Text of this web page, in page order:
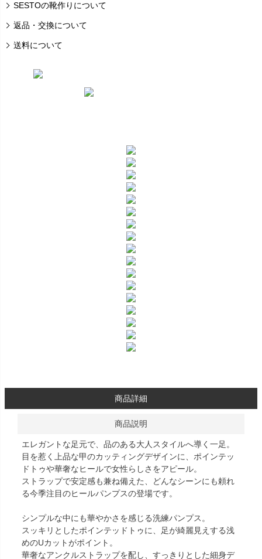
SESTOの靴作りについて
返品・交換について
送料について
商品詳細
商品説明
エレガントな足元で、品のある大人スタイルへ導く一足。
目を惹く上品な甲のカッティングデザインに、ポインテッ
ドトゥや華奢なヒールで女性らしさをアピール。
ストラップで安定感も兼ね備えた、どんなシーンにも頼れ
る今季注目のヒールパンプスの登場です。
シンプルな中にも華やかさを感じる洗練パンプス。
スッキリとしたポインテッドトゥに、足が綺麗見えする浅
めのUカットがポイント。
華奢なアンクルストラップを配し、すっきりとした細身デ